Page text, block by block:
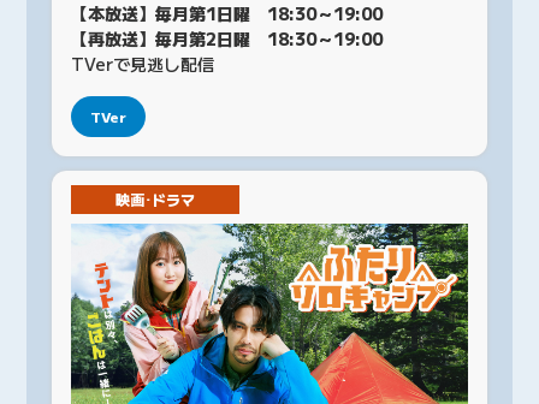
【本放送】毎月第1日曜 18:30～19:00
【再放送】毎月第2日曜 18:30～19:00
TVerで見逃し配信
TVer
映画･ドラマ